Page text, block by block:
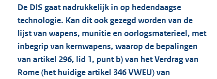
De DIS gaat nadrukkelijk in op hedendaagse
technologie. Kan dit ook gezegd worden van de
lijst van wapens, munitie en oorlogsmaterieel, met
inbegrip van kernwapens, waarop de bepalingen
van artikel 296, lid 1, punt b) van het Verdrag van
Rome (het huidige artikel 346 VWEU) van